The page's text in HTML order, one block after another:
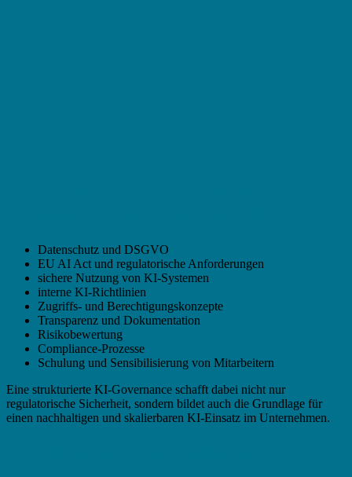
Datenschutz und DSGVO
EU AI Act und regulatorische Anforderungen
sichere Nutzung von KI-Systemen
interne KI-Richtlinien
Zugriffs- und Berechtigungskonzepte
Transparenz und Dokumentation
Risikobewertung
Compliance-Prozesse
Schulung und Sensibilisierung von Mitarbeitern
Eine strukturierte KI-Governance schafft dabei nicht nur
regulatorische Sicherheit, sondern bildet auch die Grundlage für
einen nachhaltigen und skalierbaren KI-Einsatz im Unternehmen.